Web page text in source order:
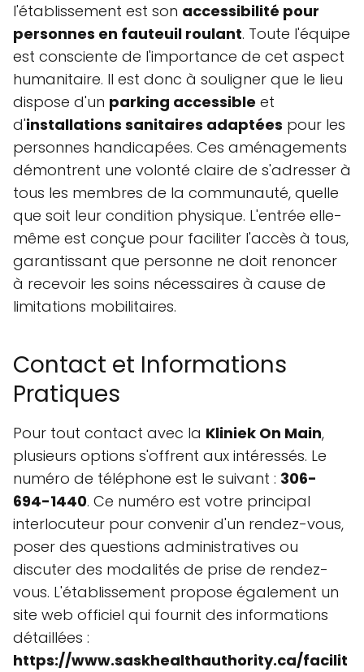
l'établissement est son accessibilité pour
personnes en fauteuil roulant. Toute l'équipe
est consciente de l'importance de cet aspect
humanitaire. Il est donc à souligner que le lieu
dispose d'un parking accessible et
d'installations sanitaires adaptées pour les
personnes handicapées. Ces aménagements
démontrent une volonté claire de s'adresser à
tous les membres de la communauté, quelle
que soit leur condition physique. L'entrée elle-
même est conçue pour faciliter l'accès à tous,
garantissant que personne ne doit renoncer
à recevoir les soins nécessaires à cause de
limitations mobilitaires.
Contact et Informations
Pratiques
Pour tout contact avec la Kliniek On Main,
plusieurs options s'offrent aux intéressés. Le
numéro de téléphone est le suivant : 306-
694-1440. Ce numéro est votre principal
interlocuteur pour convenir d'un rendez-vous,
poser des questions administratives ou
discuter des modalités de prise de rendez-
vous. L'établissement propose également un
site web officiel qui fournit des informations
détaillées :
https://www.saskhealthauthority.ca/facilit